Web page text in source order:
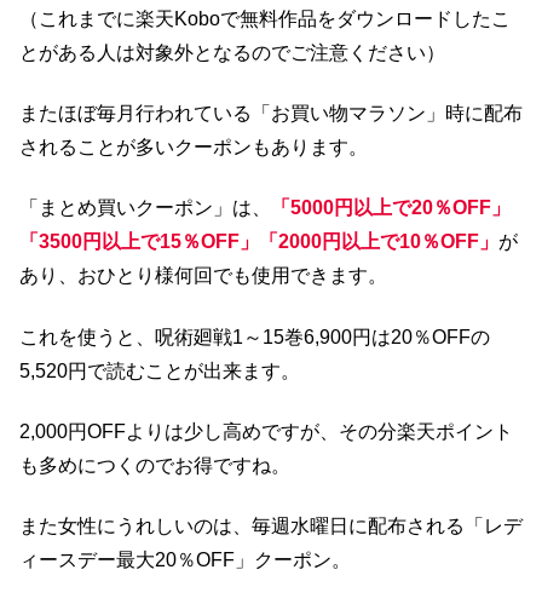
（これまでに楽天Koboで無料作品をダウンロードしたこ
とがある人は対象外となるのでご注意ください）
またほぼ毎月行われている「お買い物マラソン」時に配布
されることが多いクーポンもあります。
「まとめ買いクーポン」は、
「5000円以上で20％OFF」
「3500円以上で15％OFF」「2000円以上で10％OFF」 が
あり、おひとり様何回でも使用できます。
これを使うと、呪術廻戦1～15巻6,900円は20％OFFの
5,520円で読むことが出来ます。
2,000円OFFよりは少し高めですが、その分楽天ポイント
も多めにつくのでお得ですね。
また女性にうれしいのは、毎週水曜日に配布される「レデ
ィースデー最大20％OFF」クーポン。